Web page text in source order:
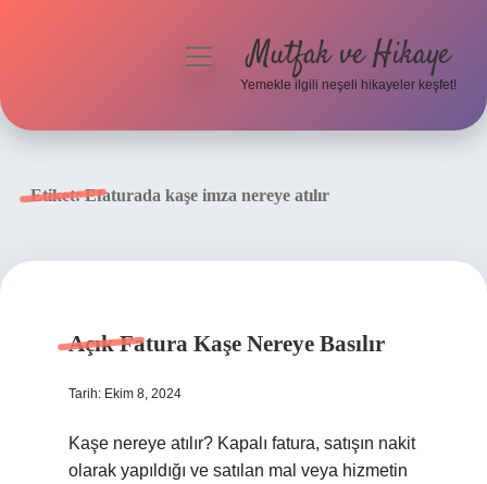
menüyüMutfak ve Hikaye
Yemekle ilgili neşeli hikayeler keşfet!
Etiket:Efaturada kaşe imza nereye atılır
Açık Fatura Kaşe Nereye Basılır
Tarih: Ekim 8, 2024
Kaşe nereye atılır? Kapalı fatura, satışın nakit
olarak yapıldığı ve satılan mal veya hizmetin